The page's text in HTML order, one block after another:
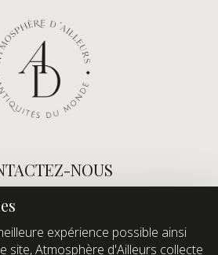
NOUS
+33 (0)1 60 12 68 26
de Quincampoix
expérience possible ainsi
site, Atmosphère d'Ailleurs collecte